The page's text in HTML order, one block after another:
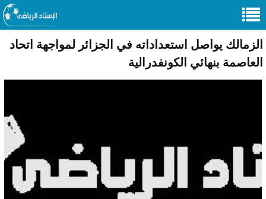
الزمالك يواصل استعداداته في الجزائر لمواجهة اتحاد
العاصمة بنهائي الكونفدرالية